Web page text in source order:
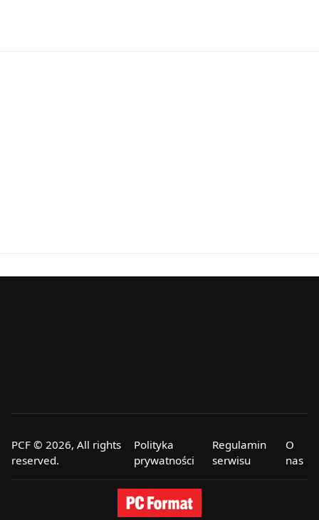
PCF © 2026, All rights
reserved.
Polityka
prywatności
Regulamin
serwisu
O
nas